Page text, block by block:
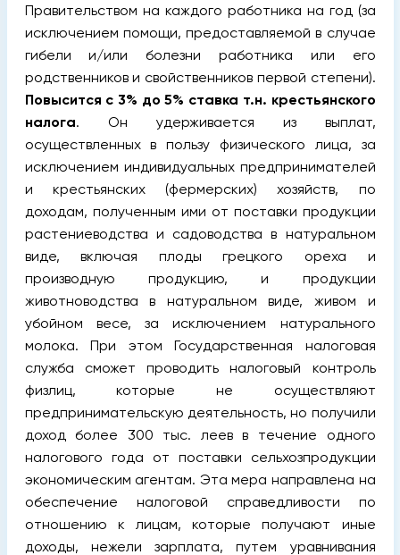
Правительством на каждого работника на год (за
исключением помощи, предоставляемой в случае
гибели и/или болезни работника или его
родственников и свойственников первой степени).
Повысится с 3% до 5% ставка т.н. крестьянского
налога. Он удерживается из выплат,
осуществленных в пользу физического лица, за
исключением индивидуальных предпринимателей
и крестьянских (фермерских) хозяйств, по
доходам, полученным ими от поставки продукции
растениеводства и садоводства в натуральном
виде, включая плоды грецкого ореха и
производную продукцию, и продукции
животноводства в натуральном виде, живом и
убойном весе, за исключением натурального
молока. При этом Государственная налоговая
служба сможет проводить налоговый контроль
физлиц, которые не осуществляют
предпринимательскую деятельность, но получили
доход более 300 тыс. леев в течение одного
налогового года от поставки сельхозпродукции
экономическим агентам. Эта мера направлена на
обеспечение налоговой справедливости по
отношению к лицам, которые получают иные
доходы, нежели зарплата, путем уравнивания